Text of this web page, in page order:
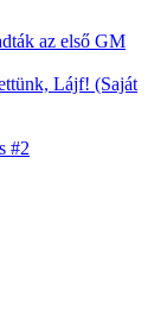
az első GM
Lájf! (Saját
#2